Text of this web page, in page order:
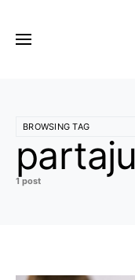
BROWSING TAG
1 post